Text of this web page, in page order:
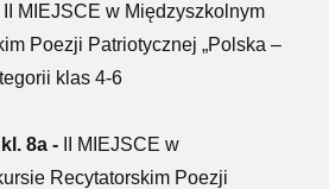
II MIEJSCE w Międzyszkolnym
Poezji Patriotycznej „Polska –
klas 4-6
8a -
II MIEJSCE w
Recytatorskim Poezji